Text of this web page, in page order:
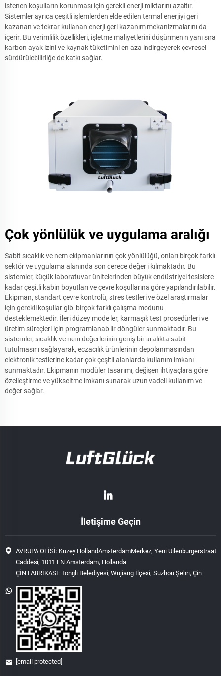
istenen koşulların korunması için gerekli enerji miktarını azaltır.
Sistemler ayrıca çeşitli işlemlerden elde edilen termal enerjiyi geri
kazanan ve tekrar kullanan enerji geri kazanım mekanizmalarını da
içerir. Bu verimlilik özellikleri, işletme maliyetlerini düşürmenin yanı sıra
karbon ayak izini ve kaynak tüketimini en aza indirgeyerek çevresel
sürdürülebilirliğe de katkı sağlar.
Çok yönlülük ve uygulama aralığı
Sabit sıcaklık ve nem ekipmanlarının çok yönlülüğü, onları birçok farklı
sektör ve uygulama alanında son derece değerli kılmaktadır. Bu
sistemler, küçük laboratuvar ünitelerinden büyük endüstriyel tesislere
kadar çeşitli kabin boyutları ve çevre koşullarına göre yapılandırılabilir.
Ekipman, standart çevre kontrolü, stres testleri ve özel araştırmalar
için gerekli koşullar gibi birçok farklı çalışma modunu
desteklemektedir. İleri düzey modeller, karmaşık test prosedürleri ve
üretim süreçleri için programlanabilir döngüler sunmaktadır. Bu
sistemler, sıcaklık ve nem değerlerinin geniş bir aralıkta sabit
tutulmasını sağlayarak, eczacılık ürünlerinin depolanmasından
elektronik testlerine kadar çok çeşitli alanlarda kullanım imkanı
sunmaktadır. Ekipmanın modüler tasarımı, değişen ihtiyaçlara göre
özelleştirme ve yükseltme imkanı sunarak uzun vadeli kullanım ve
değer sağlar.
İletişime Geçin
AVRUPA OFİSİ: Kuzey HollandAmsterdamMerkez, Yeni Uilenburgerstraat
Caddesi, 1011 LN Amsterdam, Hollanda
ÇİN FABRİKASI: Tongli Belediyesi, Wujiang İlçesi, Suzhou Şehri, Çin
[email protected]